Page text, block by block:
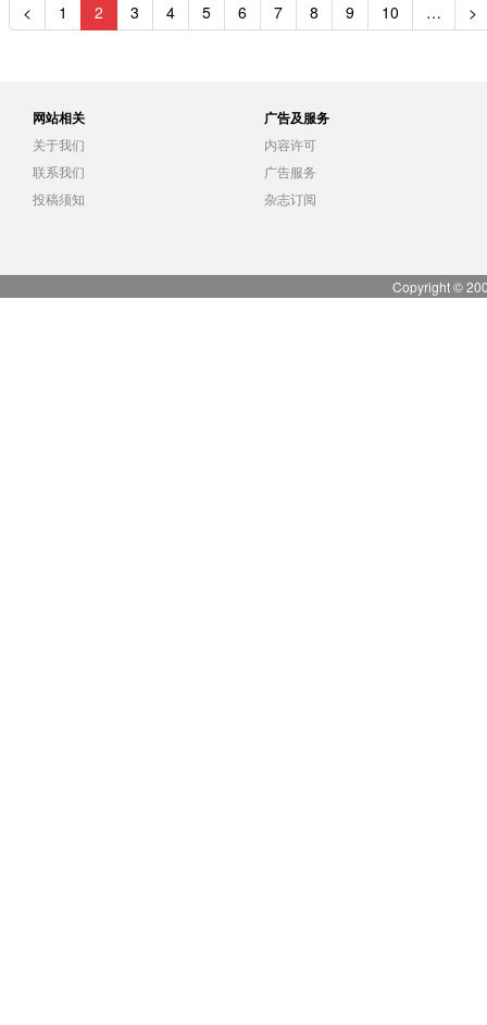
< 1 2 3 4 5 6 7 8 9 10 … >
网站相关
关于我们
联系我们
投稿须知
广告及服务
内容许可
广告服务
杂志订阅
Copyright ©